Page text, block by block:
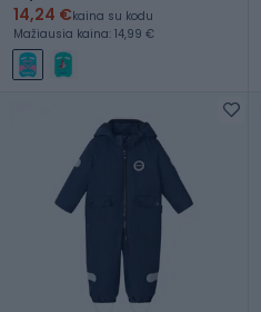
14,24 €kaina su kodu
Mažiausia kaina: 14,99 €